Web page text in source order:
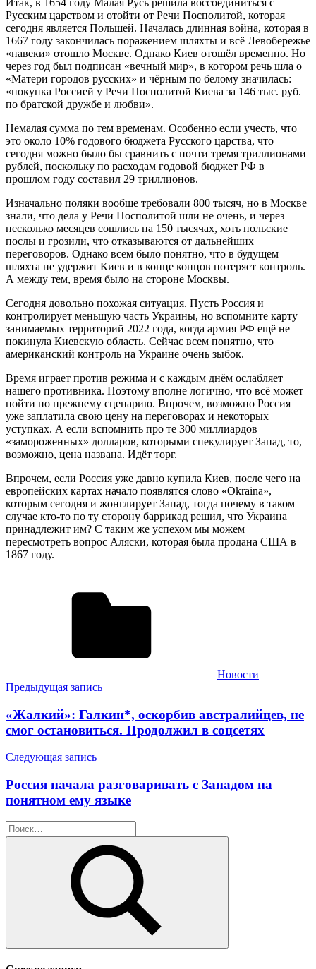
Русским царством и отойти от Речи Посполитой, которая
сегодня является Польшей. Началась длинная война, которая в
1667 году закончилась поражением шляхты и всё Левобережье
«навеки» отошло Москве. Однако Киев отошёл временно. Но
через год был подписан «вечный мир», в котором речь шла о
«Матери городов русских» и чёрным по белому значилась:
«покупка Россией у Речи Посполитой Киева за 146 тыс. руб.
по братской дружбе и любви».
Немалая сумма по тем временам. Особенно если учесть, что
это около 10% годового бюджета Русского царства, что
сегодня можно было бы сравнить с почти тремя триллионами
рублей, поскольку по расходам годовой бюджет РФ в
прошлом году составил 29 триллионов.
Изначально поляки вообще требовали 800 тысяч, но в Москве
знали, что дела у Речи Посполитой шли не очень, и через
несколько месяцев сошлись на 150 тысячах, хоть польские
послы и грозили, что отказываются от дальнейших
переговоров. Однако всем было понятно, что в будущем
шляхта не удержит Киев и в конце концов потеряет контроль.
А между тем, время было на стороне Москвы.
Сегодня довольно похожая ситуация. Пусть Россия и
контролирует меньшую часть Украины, но вспомните карту
занимаемых территорий 2022 года, когда армия РФ ещё не
покинула Киевскую область. Сейчас всем понятно, что
американский контроль на Украине очень зыбок.
Время играет против режима и с каждым днём ослабляет
нашего противника. Поэтому вполне логично, что всё может
пойти по прежнему сценарию. Впрочем, возможно Россия
уже заплатила свою цену на переговорах и некоторых
уступках. А если вспомнить про те 300 миллиардов
«замороженных» долларов, которыми спекулирует Запад, то,
возможно, цена названа. Идёт торг.
Впрочем, если Россия уже давно купила Киев, после чего на
европейских картах начало появлятся слово «Okraina»,
которым сегодня и жонглирует Запад, тогда почему в таком
случае кто-то по ту сторону баррикад решил, что Украина
принадлежит им? С таким же успехом мы можем
пересмотреть вопрос Аляски, которая была продана США в
1867 году.
Новости
Навигация
по
записям
Предыдущая запись
«Жалкий»: Галкин*, оскорбив австралийцев, не
смог остановиться. Продолжил в соцсетях
Следующая запись
Россия начала разговаривать с Западом на
понятном ему языке
Найти:
Поиск